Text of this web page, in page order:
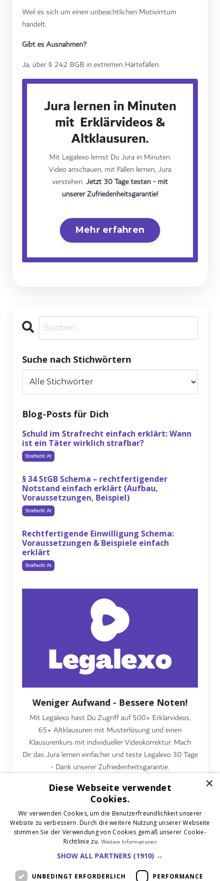
Weil es sich um einen unbeachtlichen Motivirrtum
handelt.
Gibt es Ausnahmen?
Ja, über § 242 BGB in extremen Härtefällen.
Jura lernen in Minuten
mit Erklärvideos &
Altklausuren.
Mit Legalexo lernst Du Jura in Minuten.
Video anschauen, mit Fällen lernen, Jura
verstehen. Jetzt 30 Tage testen - mit
unserer Zufriedenheitsgarantie!
Mehr erfahren
Suche nach Stichwörtern
Blog-Posts für Dich
Schuld im Strafrecht einfach erklärt: Wann
ist ein Täter wirklich strafbar?
Strafrecht At
§ 34 StGB Schema – rechtfertigender
Notstand einfach erklärt (Aufbau,
Voraussetzungen, Beispiel)
Strafrecht At
Rechtfertigende Einwilligung Schema:
Voraussetzungen & Beispiele einfach
erklärt
Strafrecht At
Weniger Aufwand - Bessere Noten!
Mit Legalexo hast Du Zugriff auf 500+ Erklärvideos,
65+ Altklausuren mit Musterlösung und einen
Klausurenkurs mit individueller Videokorrektur. Mach
Dir das Jura lernen einfacher und teste Legalexo 30 Tage
- Dank unserer Zufriedenheitsgarantie.
Mehr erfahren
×
Diese Webseite verwendet
Cookies.
Wir verwenden Cookies, um die Benutzerfreundlichkeit unserer
Website zu verbessern. Durch die weitere Nutzung unserer Webseite
stimmen Sie der Verwendung von Cookies gemäß unserer Cookie-
Richtlinie zu. Weitere Informationen
SHOW ALL PARTNERS (1910) →
UNBEDINGT ERFORDERLICH PERFORMANCE